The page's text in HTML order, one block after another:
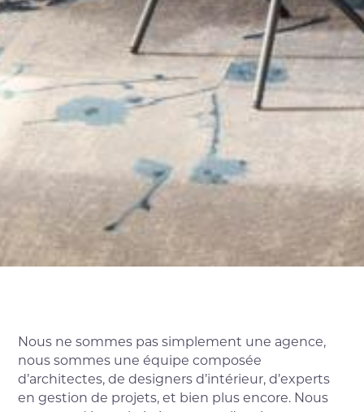
Nous ne sommes pas simplement une agence,
nous sommes une équipe composée
d’architectes, de designers d’intérieur, d’experts
en gestion de projets, et bien plus encore. Nous